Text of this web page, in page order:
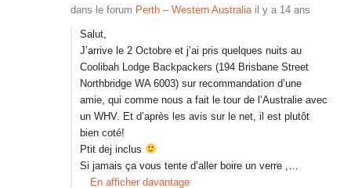
dans le forum Perth – Western Australia il y a 14 ans
Salut,
J’arrive le 2 Octobre et j’ai pris quelques nuits au
Coolibah Lodge Backpackers (194 Brisbane Street
Northbridge WA 6003) sur recommandation d’une
amie, qui comme nous a fait le tour de l’Australie avec
un WHV. Et d’après les avis sur le net, il est plutôt
bien coté!
Ptit dej inclus
Si jamais ça vous tente d’aller boire un verre ,…
En afficher davantage